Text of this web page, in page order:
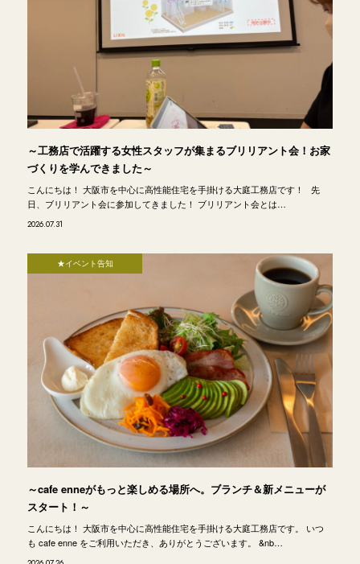
～工務店で活躍する女性スタッフが集まるブリリアント会！お家
づくりを学んできました～
こんにちは！ 大阪市を中心に高性能住宅を手掛ける大庭工務店です！ 先
日、ブリリアント会に参加してきました！ ブリリアント会とは…
2026.07.31
★イベント告知
～cafe enneがもっと楽しめる場所へ。ブランチ＆新メニューが
スタート！～
こんにちは！ 大阪市を中心に高性能住宅を手掛ける大庭工務店です。 いつ
も cafe enne をご利用いただき、ありがとうございます。 &nb…